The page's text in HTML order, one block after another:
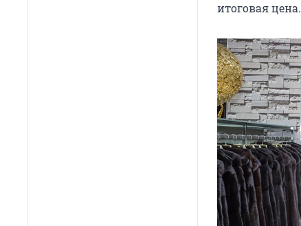
итоговая цена.